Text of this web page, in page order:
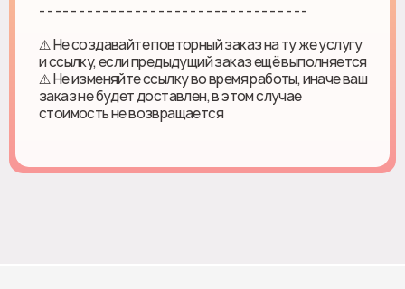
- - - - - - - - - - - - - - - - - - - - - - - - - - - - - - - - - -
⚠️ Не создавайте повторный заказ на ту же услугу
и ссылку, если предыдущий заказ ещё выполняется
⚠️ Не изменяйте ссылку во время работы, иначе ваш
заказ не будет доставлен, в этом случае
стоимость не возвращается